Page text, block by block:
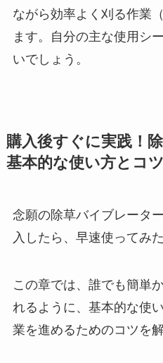
ながら効率よく刈る作業
ます。自分の主な使用シ
いでしょう。
購入後すぐに実践！
基本的な使い方とコツ
念願の除草バイブレータ
入したら、早速使ってみ
この章では、誰でも簡単
れるように、基本的な使
業を進めるためのコツを